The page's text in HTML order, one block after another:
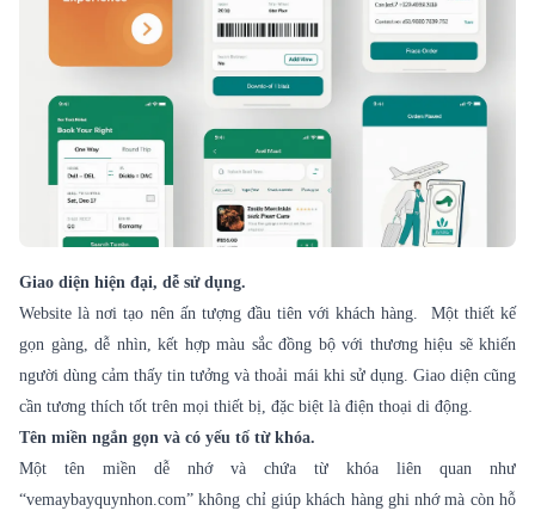
Giao diện hiện đại, dễ sử dụng.
Website là nơi tạo nên ấn tượng đầu tiên với khách hàng. Một thiết kế
gọn gàng, dễ nhìn, kết hợp màu sắc đồng bộ với thương hiệu sẽ khiến
người dùng cảm thấy tin tưởng và thoải mái khi sử dụng. Giao diện cũng
cần tương thích tốt trên mọi thiết bị, đặc biệt là điện thoại di động.
Tên miền ngắn gọn và có yếu tố từ khóa.
Một tên miền dễ nhớ và chứa từ khóa liên quan như
“vemaybayquynhon.com” không chỉ giúp khách hàng ghi nhớ mà còn hỗ